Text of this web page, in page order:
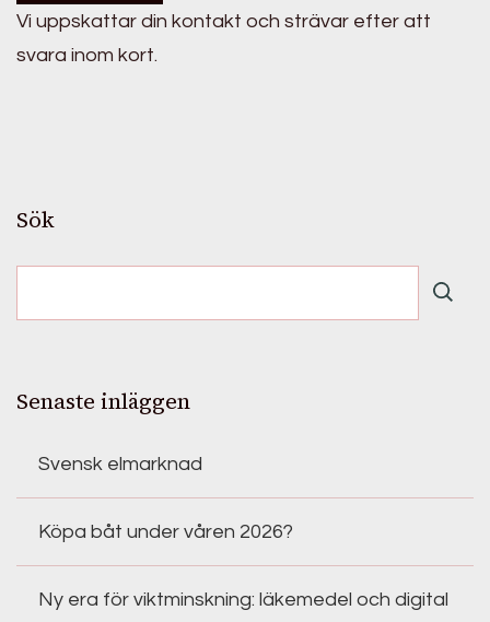
Vi uppskattar din kontakt och strävar efter att
svara inom kort.
Sök
Senaste inläggen
Svensk elmarknad
Köpa båt under våren 2026?
Ny era för viktminskning: läkemedel och digital